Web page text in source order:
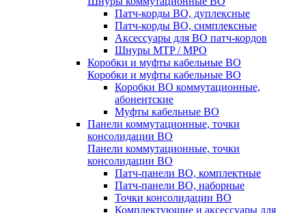
Патч-корды ВО, дуплексные
Патч-корды ВО, симплексные
Аксессуары для ВО патч-кордов
Шнуры MTP / MPO
Коробки и муфты кабельные ВО
Коробки и муфты кабельные ВО
Коробки ВО коммутационные,
абонентские
Муфты кабельные ВО
Панели коммутационные, точки
консолидации ВО
Панели коммутационные, точки
консолидации ВО
Патч-панели ВО, комплектные
Патч-панели ВО, наборные
Точки консолидации ВО
Комплектующие и аксессуары для